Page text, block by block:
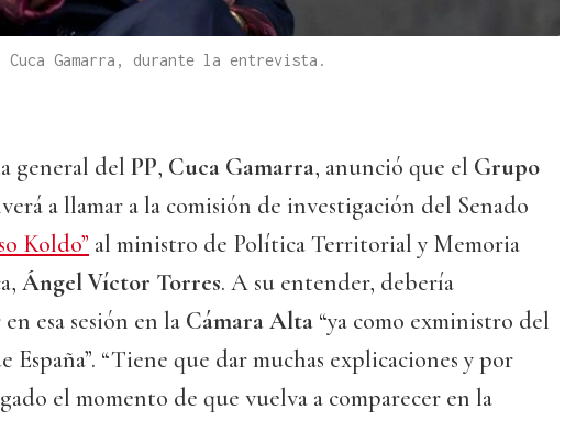
Gamarra, durante la entrevista.
general del PP, Cuca Gamarra, anunció que el Grupo
a llamar a la comisión de investigación del Senado
Koldo” al ministro de Política Territorial y Memoria
Ángel Víctor Torres. A su entender, debería
esa sesión en la Cámara Alta “ya como exministro del
España”. “Tiene que dar muchas explicaciones y por
el momento de que vuelva a comparecer en la